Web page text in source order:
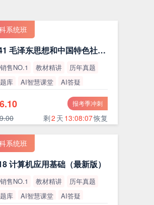
系统班
15041 毛泽东思想和中国特色社会主义理论体系概论（最新版）
售NO.1 教材精讲
历年真题
库
AI智慧课堂
AI答疑
报考季冲刺
剩2 天 13:08:06恢复
系统班
计算机应用基础（最新版）
售NO.1 教材精讲
历年真题
库
AI智慧课堂 AI答疑